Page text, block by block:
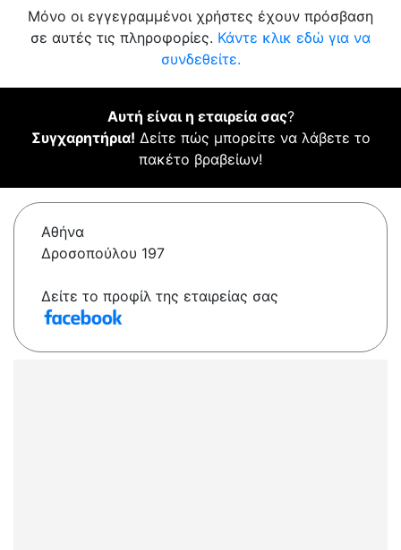
Μόνο οι εγγεγραμμένοι χρήστες έχουν πρόσβαση
σε αυτές τις πληροφορίες. Κάντε κλικ εδώ για να
συνδεθείτε.
Αυτή είναι η εταιρεία σας?
Συγχαρητήρια! Δείτε πώς μπορείτε να λάβετε το
πακέτο βραβείων!
Αθήνα
Δροσοπούλου 197
Δείτε το προφίλ της εταιρείας σας